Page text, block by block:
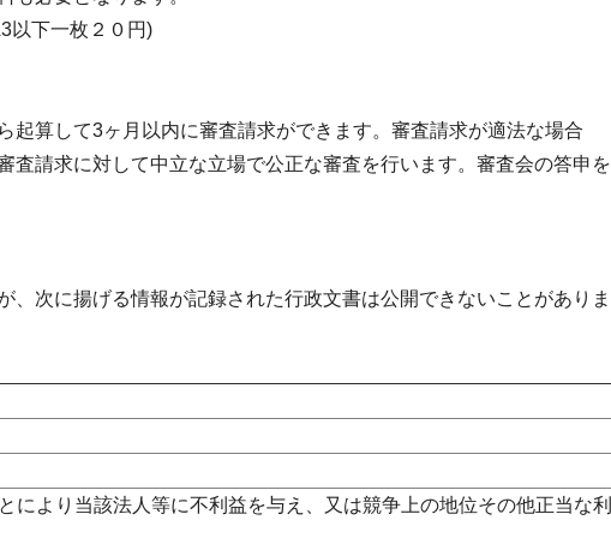
下一枚２０円)
起算して3ヶ月以内に審査請求ができます。審査請求が適法な場合
査請求に対して中立な立場で公正な審査を行います。審査会の答申を
次に揚げる情報が記録された行政文書は公開できないことがありま
により当該法人等に不利益を与え、又は競争上の地位その他正当な利